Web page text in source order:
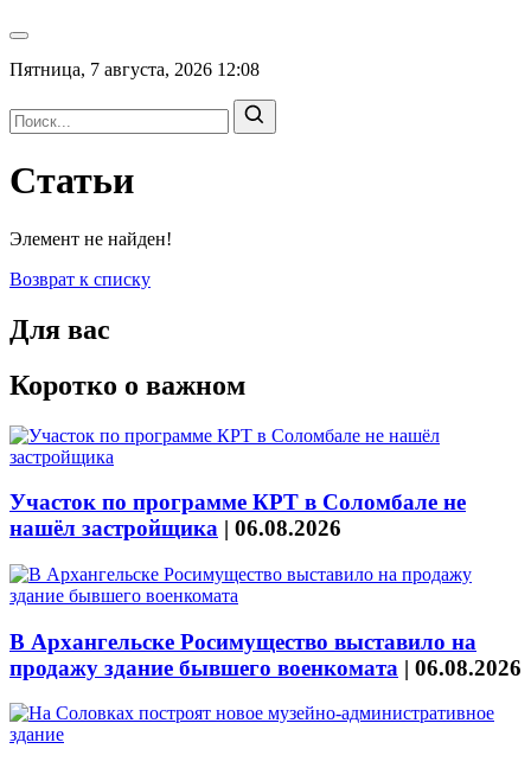
Пятница, 7 августа, 2026 12:08
Статьи
Элемент не найден!
Возврат к списку
Для вас
Коротко о важном
Участок по программе КРТ в Соломбале не
нашёл застройщика | 06.08.2026
В Архангельске Росимущество выставило на
продажу здание бывшего военкомата | 06.08.2026